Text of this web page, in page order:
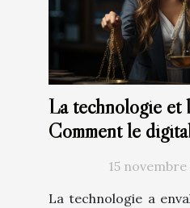
La technologie et
Comment le
profession juridique
15 novembre
La technologie a